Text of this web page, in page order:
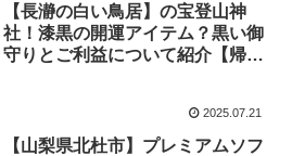
【長瀞の白い鳥居】の宝登山神
社！漆黒の開運アイテム？黒い御
守りとご利益について紹介【帰れ
2025.07.21
【山梨県北杜市】プレミアムソフ